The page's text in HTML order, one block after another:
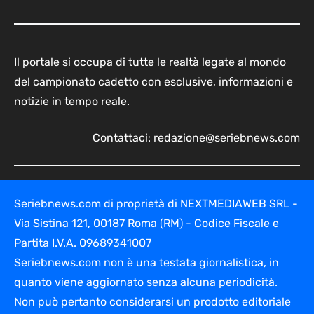
Il portale si occupa di tutte le realtà legate al mondo
del campionato cadetto con esclusive, informazioni e
notizie in tempo reale.
Contattaci: redazione@seriebnews.com
Seriebnews.com di proprietà di NEXTMEDIAWEB SRL -
Via Sistina 121, 00187 Roma (RM) - Codice Fiscale e
Partita I.V.A. 09689341007
Seriebnews.com non è una testata giornalistica, in
quanto viene aggiornato senza alcuna periodicità.
Non può pertanto considerarsi un prodotto editoriale